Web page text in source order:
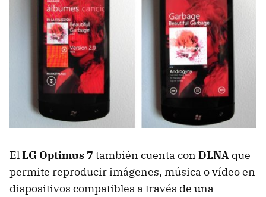
ElLG Optimus 7 también cuenta con DLNA que
permite reproducir imágenes, música o vídeo en
dispositivos compatibles a través de una